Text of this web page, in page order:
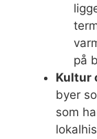
på
Kultur
byer
som